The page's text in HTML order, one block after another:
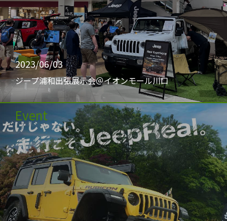
2023/06/03
ジープ浦和出張展示会＠イオンモール川口
Event